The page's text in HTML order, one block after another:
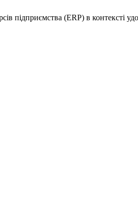
підприємства (ERP) в контексті